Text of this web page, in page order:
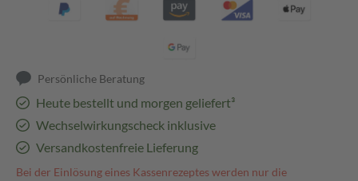
Persönliche Beratung
Heute bestellt und morgen geliefert³
Wechselwirkungscheck inklusive
Versandkostenfreie Lieferung
Bei der Einlösung eines Kassenrezeptes werden nur die